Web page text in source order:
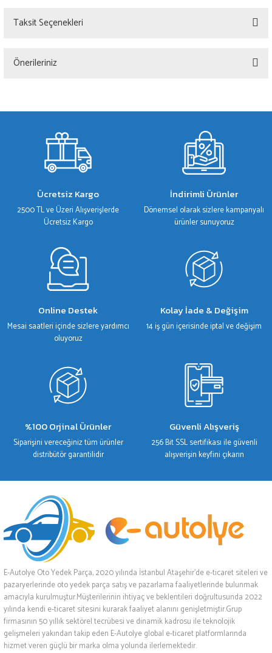
Taksit Seçenekleri
Önerileriniz
gördüğünüz noktaları öneri formunu kullanarak tarafımıza iletebilirsiniz.
Ürün resmi kalitesiz, bozuk veya görüntülenemiyor.
Ürün açıklamasında eksik bilgiler bulunuyor.
Ürün fiyatı diğer sitelerden daha pahalı.
Bu ürüne benzer farklı alternatifler olmalı.
Ücretsiz Kargo
2500 TL ve Üzeri Alışverişlerde
Ücretsiz Kargo
İndirimli Ürünler
Dönemsel olarak sizlere kampanyalı
ürünler sunuyoruz
Online Destek
Mesai saatleri içinde sizlere yardımcı
oluyoruz
Kolay İade & Değişim
14 iş gün içerisinde iptal ve değişim
%100 Orjinal Ürünler
Siparişini vereceğiniz tüm ürünler
distribütör garantilidir
Güvenli Alışveriş
256 Bit SSL sertifikası ile güvenli
alışverişin keyfini çıkarın
E-Autolye Oto Yedek Parça, 2020 yılında İstanbul Ataşehir’de e-ticaret siteleri ve
pazaryerlerinde oto yedek parça satış ve pazarlama faaliyetlerinde bulunmak
amacıyla kurulmuştur.Müşterilerinin ihtiyaç ve beklentileri doğrultusunda 2022
yılında kendi e-ticaret sitesini kurarak faaliyet alanını genişletmiştir.Grup
firmasının 50 yıllık sektörel tecrübesi ve dinamik kadrosu ile teknolojik
gelişmeleri yakından takip eden E-Autolye global e-ticaret platformlarında
hizmet veren güçlü bir marka olma yolunda ilerlemektedir.